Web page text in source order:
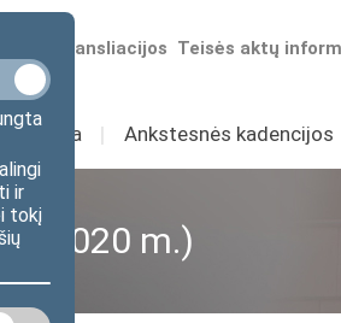
ir
tokį
Teisės aktų
transliacijos
Veikla I Ankstesnės kadencijos
m.)